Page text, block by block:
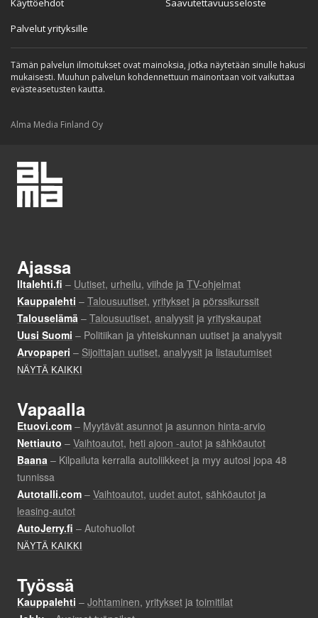
Käyttöehdot
Palvelut yrityksille
Saavutettavuusseloste
Tämän palvelun ilmoitukset ovat mainoksia, jotka näytetään sinulle hakusi
mukaisesti. Muuhun palvelun kohdennettuun mainontaan voit vaikuttaa
evästeasetusten kautta.
Alma Media Finland Oy